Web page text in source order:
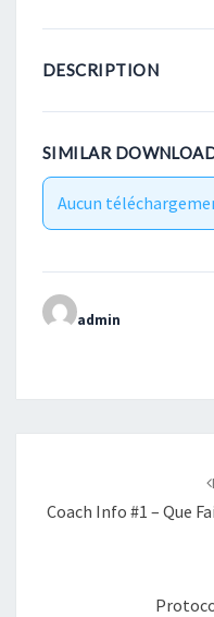
DESCRIPTION
SIMILAR
Aucun
admin
Coach Info #1 – Que